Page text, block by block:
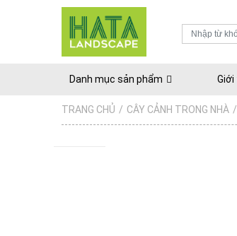
Danh mục sản phẩm
TRANG CHỦ / CÂY CẢNH TRONG NHÀ /